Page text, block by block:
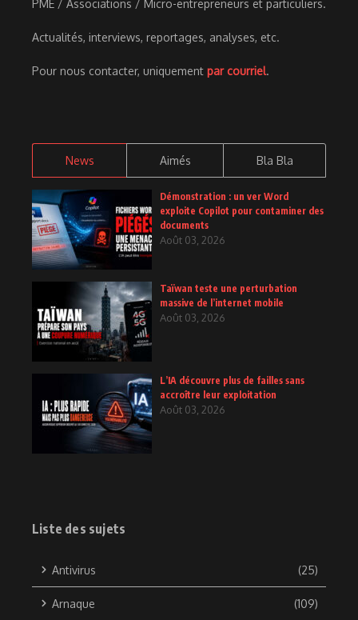
PME / Associations / Micro-entrepreneurs et particuliers.
Actualités, interviews, reportages, analyses, etc.
Pour nous contacter, uniquement par courriel.
News Aimés Bla Bla
Démonstration : un ver Word
exploite Copilot pour contaminer des
documents
Août 03, 2026
Taïwan teste une perturbation
massive de l’internet mobile
Août 03, 2026
L’IA découvre plus de failles sans
accroître leur exploitation
Août 03, 2026
Liste des sujets
Antivirus (25)
Arnaque (109)